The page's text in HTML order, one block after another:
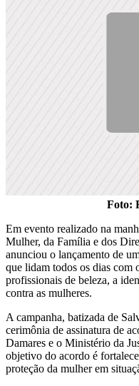
Foto:
Em evento realizado na
Mulher, da Família e dos
anunciou o lançamento de
que lidam todos os dias
profissionais de beleza, a
contra as mulheres.
A campanha, batizada de
cerimônia de assinatura de
Damares e o Ministério da
objetivo do acordo é
proteção da mulher em